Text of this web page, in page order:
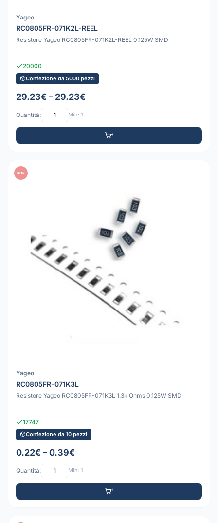
Yageo
RC0805FR-071K2L-REEL
Resistore Yageo RC0805FR-071K2L-REEL 0.125W SMD
20000
Confezione da 5000 pezzi
29.23€ – 29.23€
Quantità: Min: 1
PDF
Yageo
RC0805FR-071K3L
Resistore Yageo RC0805FR-071K3L 1.3k Ohms 0.125W SMD
17747
Confezione da 10 pezzi
0.22€ – 0.39€
Quantità: Min: 1